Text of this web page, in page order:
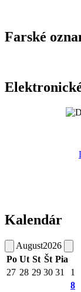
Farské
Kalendár
August2026
Po Ut St Št Pia
27 28 29 30 31 1
8